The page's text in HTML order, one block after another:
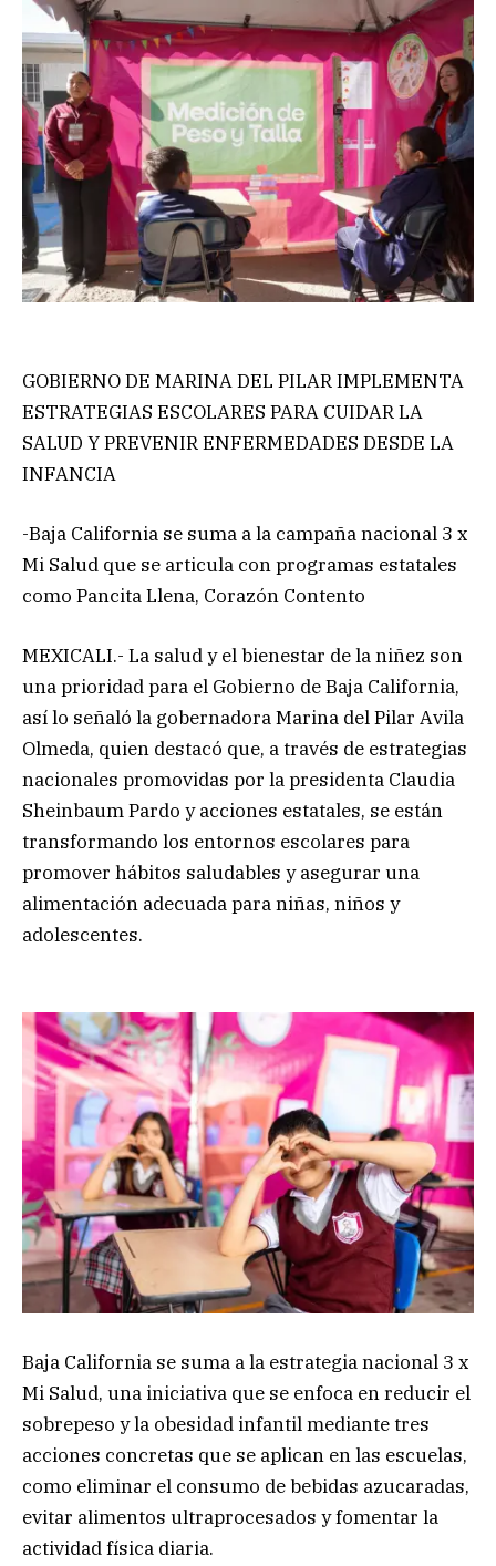
GOBIERNO DE MARINA DEL PILAR IMPLEMENTA
ESTRATEGIAS ESCOLARES PARA CUIDAR LA
SALUD Y PREVENIR ENFERMEDADES DESDE LA
INFANCIA
-Baja California se suma a la campaña nacional 3 x
Mi Salud que se articula con programas estatales
como Pancita Llena, Corazón Contento
MEXICALI.- La salud y el bienestar de la niñez son
una prioridad para el Gobierno de Baja California,
así lo señaló la gobernadora Marina del Pilar Avila
Olmeda, quien destacó que, a través de estrategias
nacionales promovidas por la presidenta Claudia
Sheinbaum Pardo y acciones estatales, se están
transformando los entornos escolares para
promover hábitos saludables y asegurar una
alimentación adecuada para niñas, niños y
adolescentes.
Baja California se suma a la estrategia nacional 3 x
Mi Salud, una iniciativa que se enfoca en reducir el
sobrepeso y la obesidad infantil mediante tres
acciones concretas que se aplican en las escuelas,
como eliminar el consumo de bebidas azucaradas,
evitar alimentos ultraprocesados y fomentar la
actividad física diaria.